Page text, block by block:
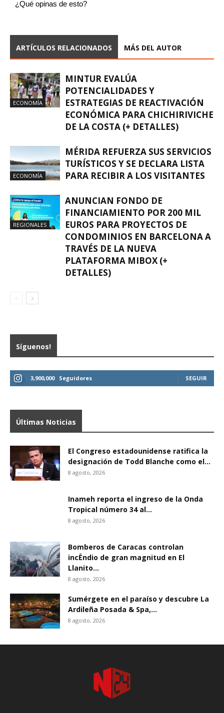
¿Qué opinas de esto?
ARTÍCULOS RELACIONADOS MÁS DEL AUTOR
ECONOMÍA
MINTUR EVALÚA
POTENCIALIDADES Y
ESTRATEGIAS DE REACTIVACIÓN
ECONÓMICA PARA CHICHIRIVICHE
DE LA COSTA (+ DETALLES)
ECONOMÍA
MÉRIDA REFUERZA SUS SERVICIOS
TURÍSTICOS Y SE DECLARA LISTA
PARA RECIBIR A LOS VISITANTES
REGIONALES
ANUNCIAN FONDO DE
FINANCIAMIENTO POR 200 MIL
EUROS PARA PROYECTOS DE
CONDOMINIOS EN BARCELONA A
TRAVÉS DE LA NUEVA
PLATAFORMA MIBOX (+
DETALLES)
Síguenos!
3,900,000 Seguidores SEGUIR
Últimas Noticias
El Congreso estadounidense ratifica la
designación de Todd Blanche como el...
8 agosto, 2026
Inameh reporta el ingreso de la Onda
Tropical número 34 al...
8 agosto, 2026
Bomberos de Caracas controlan
incËndio de gran magnitud en El
Llanito...
8 agosto, 2026
Sumérgete en el paraíso y descubre La
Ardileña Posada & Spa,...
8 agosto, 2026